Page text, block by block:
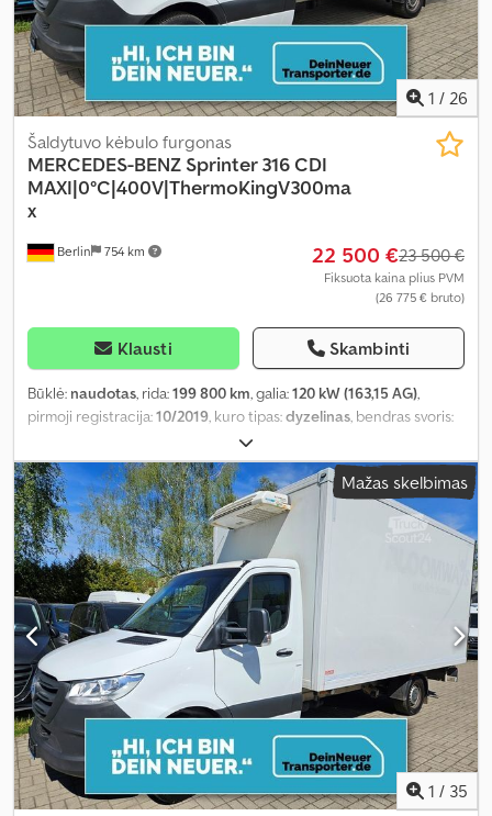
1 / 26
Berlin 754 km
Šaldytuvo kėbulo furgonas
MERCEDES-BENZ Sprinter 316 CDI
MAXI|0°C|400V|ThermoKingV300ma
x
22 500 €23 500 €
Fiksuota kaina plius PVM
(26 775 € bruto)
Klausti Skambinti
Būklė: naudotas, rida:199 800 km, galia:120 kW (163,15 AG),
pirmoji registracija:10/2019, kuro tipas:dyzelinas, bendras svoris:
11/2027
mechaninis, emisijos klasė:Euro 6, sėdimų vietų skaičius:2,
bendras ilgis:7 250 mm, bendras plotis:2 200 mm, bendras
aukštis:3 230 mm, krovimo vietos ilgis:4 480 mm
, krovinių skyriaus
plotis:2 130 mm, krovos erdvės aukštis: 2 190 mm
, Gamybos metai:
2019, Įranga:ABS, centrinis užraktas, elektroninė stabilumo
programa (ESP), navigacijos sistema, oro kondicionavimas,
suodžių filtras,
Mažas skelbimas
1 / 35